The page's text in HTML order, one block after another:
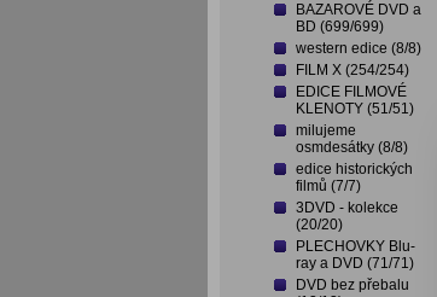
BAZAROVÉ DVD a
BD (699/699)
western edice (8/8)
FILM X (254/254)
EDICE FILMOVÉ
KLENOTY (51/51)
milujeme
osmdesátky (8/8)
edice historických
filmů (7/7)
3DVD - kolekce
(20/20)
PLECHOVKY Blu-
ray a DVD (71/71)
DVD bez přebalu